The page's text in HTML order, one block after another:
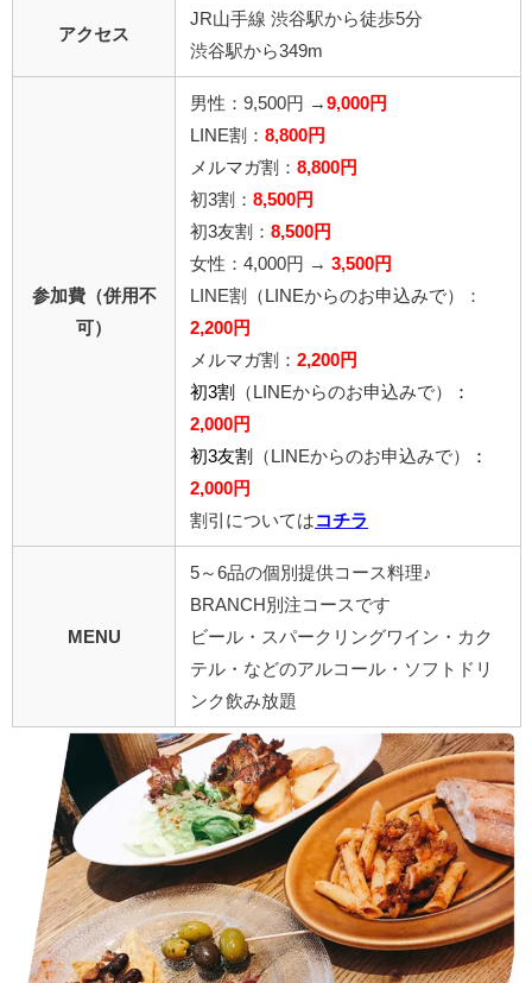
アクセス
JR山手線 渋谷駅から徒歩5分
渋谷駅から349m
参加費（併用不
可）
男性：9,500円 → 9,000 円
LINE割： 8,800円
メルマガ割： 8,800円
初3割： 8,500円
初3友割： 8,500円
女性：4,000円 → 3,500円
LINE割
（LINEからのお申込みで）
：
2,200円
メルマガ割： 2,200円
初3割
（LINEからのお申込みで）
：
2,000円
初3友割
（LINEからのお申込みで）
：
2,000円
割引については コチラ
MENU
5～6品の個別提供コース料理♪
BRANCH別注コースです
ビール・スパークリングワイン・カク
テル・などのアルコール・ソフトドリ
ンク飲み放題